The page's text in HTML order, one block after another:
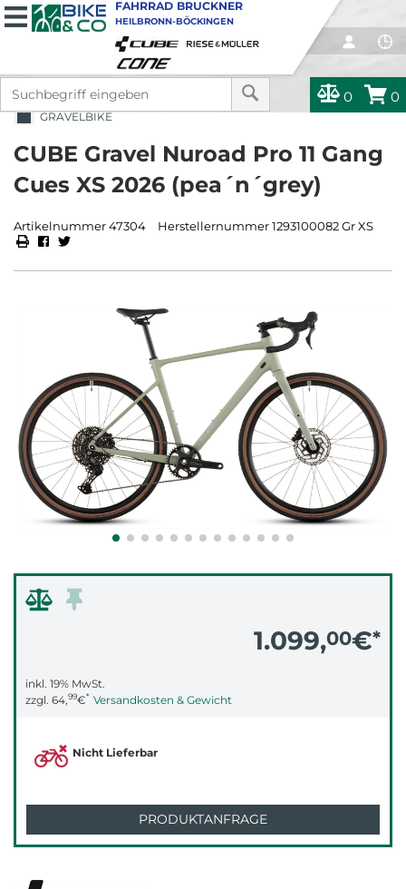
0 0
FAHRRAD BRUCKNER
HEILBRONN-BÖCKINGEN
GRAVELBIKE
CUBE Gravel Nuroad Pro 11 Gang
Cues XS 2026 (pea´n´grey)
Artikelnummer 47304 Herstellernummer 1293100082 Gr XS
1.099,00€*
inkl. 19% MwSt.
zzgl. 64,99€* Versandkosten & Gewicht
Nicht Lieferbar
PRODUKTANFRAGE